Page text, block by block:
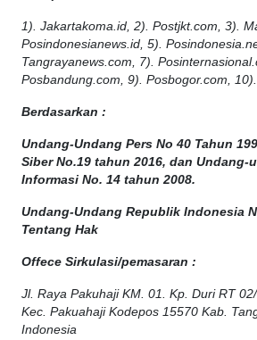
1). Jakartakoma.id, 2). Postjkt.com, 3).
Posindonesianews.id, 5).
Tangrayanews.com, 7).
Posbandung.com, 9). Posbogor.com,
Berdasarkan :
Undang-Undang Pers No 40 Tahun
Siber No.19 tahun 2016, dan Undang-
Informasi No. 14 tahun 2008.
Undang-Undang Republik Indonesia
Tentang Hak
Offece Sirkulasi/pemasaran :
Jl. Raya Pakuhaji KM. 01. Kp. Duri RT
Kec. Pakuahaji Kodepos 15570 Kab.
Indonesia